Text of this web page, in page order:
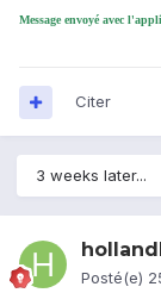
Message envoyé avec
Citer
3 weeks later...
Posté(e)